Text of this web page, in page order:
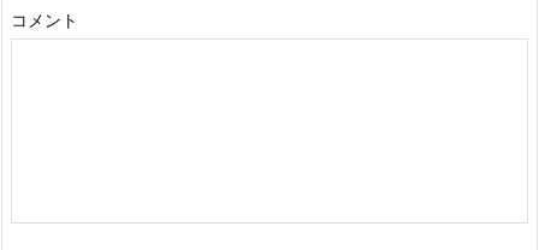
コメント